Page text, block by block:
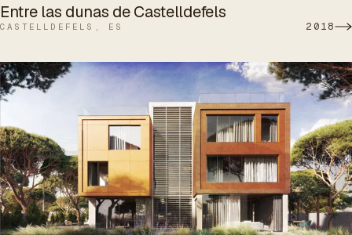
Entre las dunas de Castelldefels
CASTELLDEFELS, ES 2018